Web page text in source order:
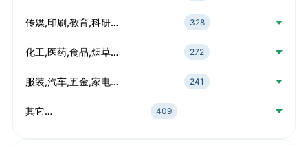
传媒,印刷,教育,科研… 328
化工,医药,食品,烟草… 272
服装,汽车,五金,家电… 241
其它… 409